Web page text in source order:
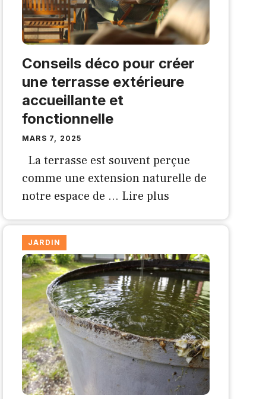
Conseils déco pour créer
une terrasse extérieure
accueillante et
fonctionnelle
MARS 7, 2025
La terrasse est souvent perçue
comme une extension naturelle de
notre espace de … Lire plus
JARDIN